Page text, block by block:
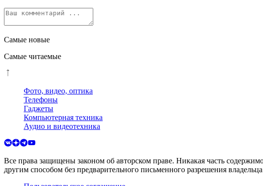
Самые новые
Самые читаемые
Фото, видео, оптика
Телефоны
Гаджеты
Компьютерная техника
Аудио и видеотехника
Все права защищены законом об авторском праве. Никакая часть
другим способом без предварительного письменного разрешения